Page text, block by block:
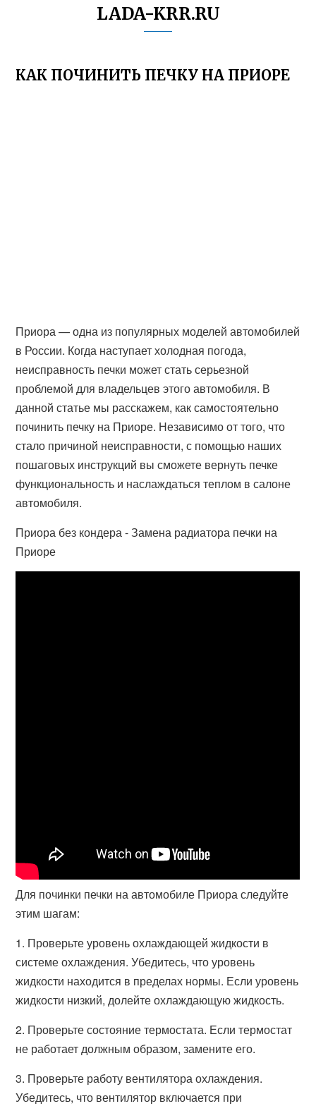
LADA-KRR.RU
КАК ПОЧИНИТЬ ПЕЧКУ НА ПРИОРЕ
Приора — одна из популярных моделей автомобилей
в России. Когда наступает холодная погода,
неисправность печки может стать серьезной
проблемой для владельцев этого автомобиля. В
данной статье мы расскажем, как самостоятельно
починить печку на Приоре. Независимо от того, что
стало причиной неисправности, с помощью наших
пошаговых инструкций вы сможете вернуть печке
функциональность и наслаждаться теплом в салоне
автомобиля.
Приора без кондера - Замена радиатора печки на
Приоре
Для починки печки на автомобиле Приора следуйте
этим шагам:
1. Проверьте уровень охлаждающей жидкости в
системе охлаждения. Убедитесь, что уровень
жидкости находится в пределах нормы. Если уровень
жидкости низкий, долейте охлаждающую жидкость.
2. Проверьте состояние термостата. Если термостат
не работает должным образом, замените его.
3. Проверьте работу вентилятора охлаждения.
Убедитесь, что вентилятор включается при